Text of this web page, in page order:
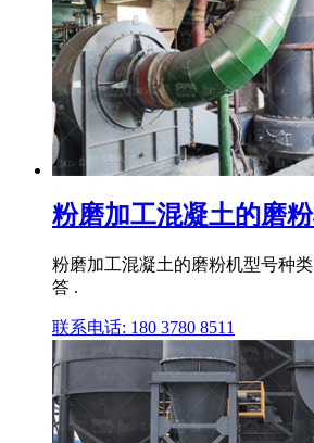
粉磨加工混凝土的磨
粉磨加工混凝土的磨粉机型号种
答 .
联系电话: 180 3780 8511